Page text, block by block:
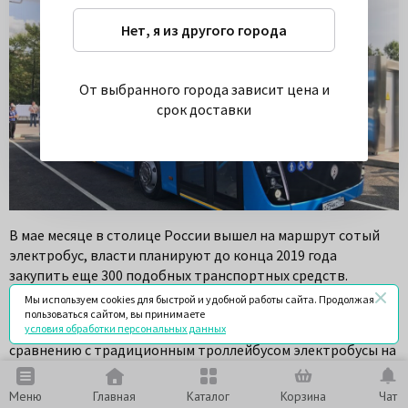
Меню Главная Каталог Корзина Чат
В мае месяце в столице России вышел на маршрут сотый
электробус, власти планируют до конца 2019 года
закупить еще 300 подобных транспортных средств.
По факту опытной эксплуатации чиновники из
департамента транспорта Москвы заявляют, что по
сравнению с традиционным троллейбусом электробусы на
20% надежнее и на 11% экономичнее.
Нет, я из другого города
От выбранного города зависит цена и
срок доставки
Мы используем cookies для быстрой и удобной работы сайта. Продолжая
пользоваться сайтом, вы принимаете
условия обработки персональных данных